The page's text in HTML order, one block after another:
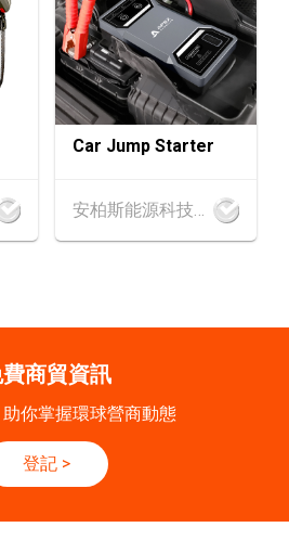
- 05.09.2026
尚匯展 2026 (香港會議展覽中心)
- 10.09.2026
論壇2026
國際會議 2026
(東盟)」2026
- 16.10.2026
Car Jump Starter
商貿資訊
你掌握環球營商動態
登記 >